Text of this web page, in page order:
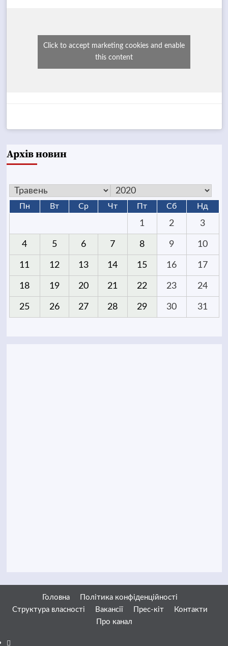
Click to accept marketing cookies and enable
this content
Архів новин
Пн Вт Ср Чт Пт Сб Нд
1 2 3
4 5 6 7 8 9 10
11 12 13 14 15 16 17
18 19 20 21 22 23 24
25 26 27 28 29 30 31
Головна
Політика конфіденційності
Структура власності
Вакансії Прес-кіт
Контакти
Про канал
Facebook